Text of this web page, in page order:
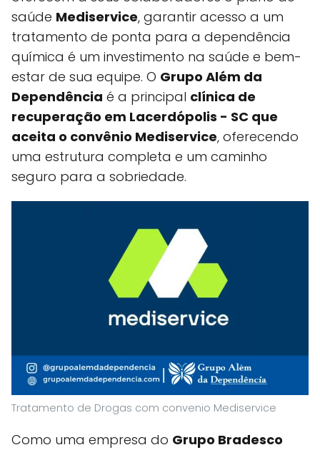
saúde Mediservice, garantir acesso a um
tratamento de ponta para a dependência
química é um investimento na saúde e bem-
estar de sua equipe. O Grupo Além da
Dependência é a principal clínica de
recuperação em Lacerdópolis - SC que
aceita o convênio Mediservice, oferecendo
uma estrutura completa e um caminho
seguro para a sobriedade.
Tratamento de Drogas com convenio Mediservice
Como uma empresa do Grupo Bradesco